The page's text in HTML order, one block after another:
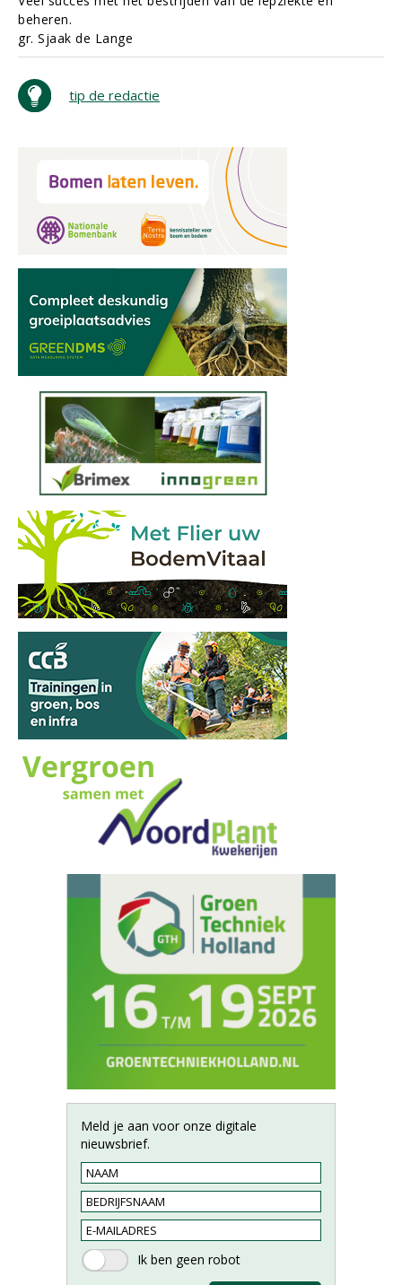
beheren.
gr. Sjaak de Lange
tip de redactie
Meld je aan voor onze digitale
nieuwsbrief.